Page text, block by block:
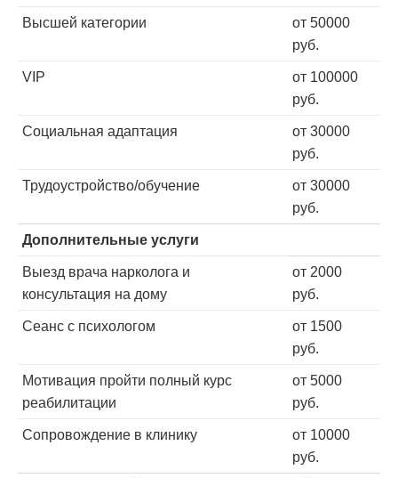
Высшей категории
от 50000
руб.
VIP
от 100000
руб.
Социальная адаптация
от 30000
руб.
Трудоустройство/обучение
от 30000
руб.
Дополнительные услуги
Выезд врача нарколога и
консультация на дому
от 2000
руб.
Сеанс с психологом
от 1500
руб.
Мотивация пройти полный курс
реабилитации
от 5000
руб.
Сопровождение в клинику
от 10000
руб.